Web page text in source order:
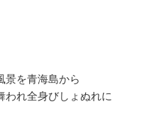
景を青海島から
れ全身びしょぬれに